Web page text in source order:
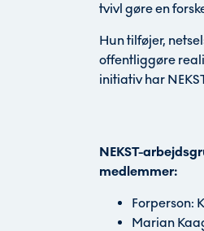
tvivl gøre en
Hun tilføjer,
offentliggøre
initiativ har
NEKST-
medlemmer:
Forperson:
Marian